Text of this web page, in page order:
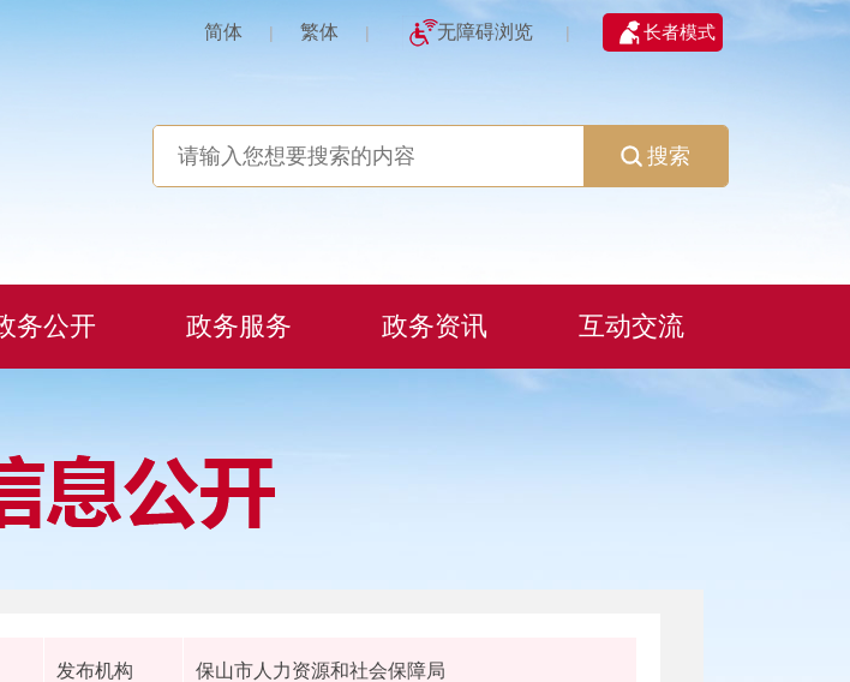
简体 | 繁体 | 无障碍浏览 | 长者模式
搜索
务公开 政务服务 政务资讯 互动交流
发布机构 保山市人力资源和社会保障局